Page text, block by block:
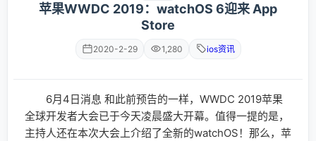
苹果WWDC 2019：watchOS 6迎来 App
Store
2020-2-29 1,280 ios资讯
6月4日消息 和此前预告的一样，WWDC 2019苹果
全球开发者大会已于今天凌晨盛大开幕。值得一提的是，
主持人还在本次大会上介绍了全新的watchOS！那么，苹